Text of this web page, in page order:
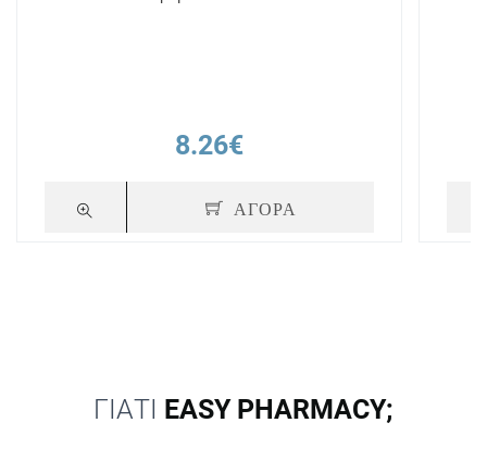
8.26€
ΑΓΟΡΑ
ΓΙΑΤΙ EASY PHARMACY;